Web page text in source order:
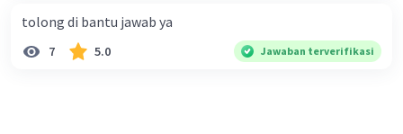
tolong di bantu jawab ya
7 5.0 Jawaban terverifikasi